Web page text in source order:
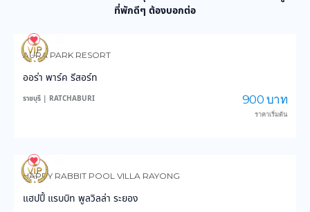
ที่พักดีๆ ต้องบอกต่อ
0
AURA PARK RESORT
ออร่า พาร์ค รีสอร์ท
ราชบุรี | RATCHABURI 900 บาท
ราคาเริ่มต้น
0
HAPPY RABBIT POOL VILLA RAYONG
แฮปปี้ แรบบิท พูลวิลล่า ระยอง